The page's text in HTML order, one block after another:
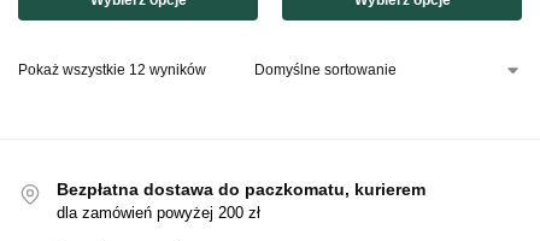
Pokaż wszystkie 12 wyników
Bezpłatna dostawa do paczkomatu, kurierem
dla zamówień powyżej 200 zł